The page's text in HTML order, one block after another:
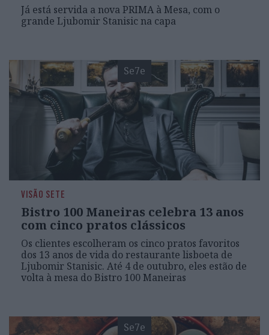
Já está servida a nova PRIMA à Mesa, com o
grande Ljubomir Stanisic na capa
Se7e
VISÃO SETE
Bistro 100 Maneiras celebra 13 anos
com cinco pratos clássicos
Os clientes escolheram os cinco pratos favoritos
dos 13 anos de vida do restaurante lisboeta de
Ljubomir Stanisic. Até 4 de outubro, eles estão de
volta à mesa do Bistro 100 Maneiras
Se7e